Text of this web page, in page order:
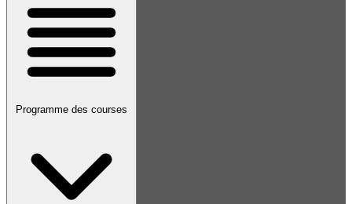
Programme des courses